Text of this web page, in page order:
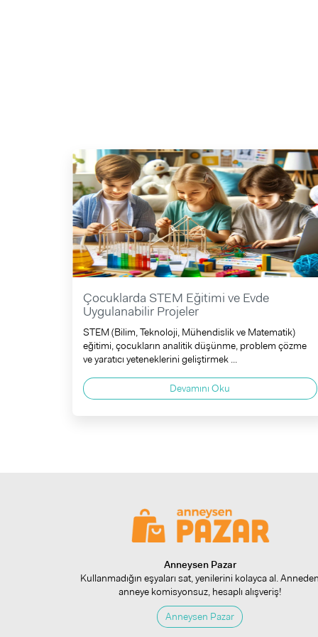
Çocuklarda STEM Eğitimi ve Evde
Uygulanabilir Projeler
STEM (Bilim, Teknoloji, Mühendislik ve Matematik)
eğitimi, çocukların analitik düşünme, problem çözme
ve yaratıcı yeteneklerini geliştirmek ...
Devamını Oku
Anneysen Pazar
Kullanmadığın eşyaları sat, yenilerini kolayca al. Anneden
anneye komisyonsuz, hesaplı alışveriş!
Anneysen Pazar